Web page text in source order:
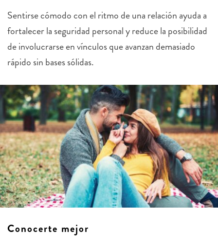
Sentirse cómodo con el ritmo de una relación ayuda a
fortalecer la seguridad personal y reduce la posibilidad
de involucrarse en vínculos que avanzan demasiado
rápido sin bases sólidas.
Conocerte mejor